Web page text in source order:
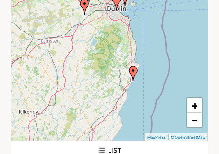
+
−
MapPress| © OpenStreetMap
LIST